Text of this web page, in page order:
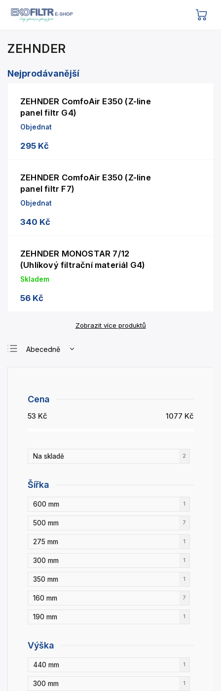
ZEHNDER
Nejprodávanější
ZEHNDER ComfoAir E350 (Z-line
panel filtr G4)
Objednat
295 Kč
ZEHNDER ComfoAir E350 (Z-line
panel filtr F7)
Objednat
340 Kč
ZEHNDER MONOSTAR 7/12
(Uhlíkový filtrační materiál G4)
Skladem
56 Kč
Zobrazit více produktů
Abecedně
Nejprodávanější
Cena
53 Kč 1077 Kč
Na skladě 2
Šířka
600 mm 1
500 mm 7
275 mm 1
300 mm 1
350 mm 1
160 mm 7
190 mm 1
Výška
440 mm 1
300 mm 1